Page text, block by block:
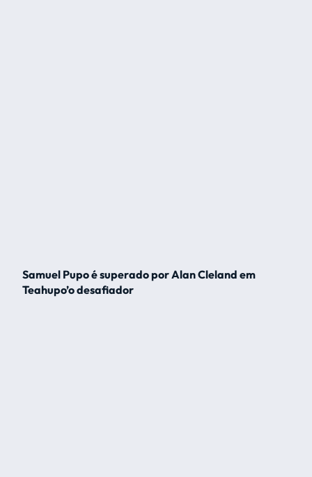
Samuel Pupo é superado por Alan Cleland em
Teahupo’o desafiador